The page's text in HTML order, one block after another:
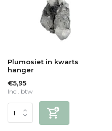
Plumosiet in kwarts
hanger
€5,95
Incl. btw